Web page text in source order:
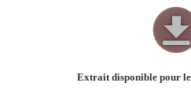
Extrait disponible pour